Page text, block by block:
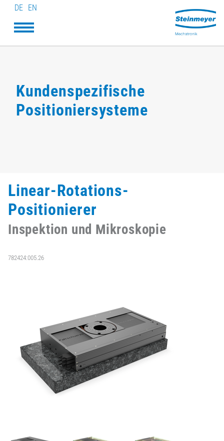
DE EN
Kundenspezifische
Positioniersysteme
Linear-Rotations-
Positionierer
Inspektion und Mikroskopie
782424:005.26